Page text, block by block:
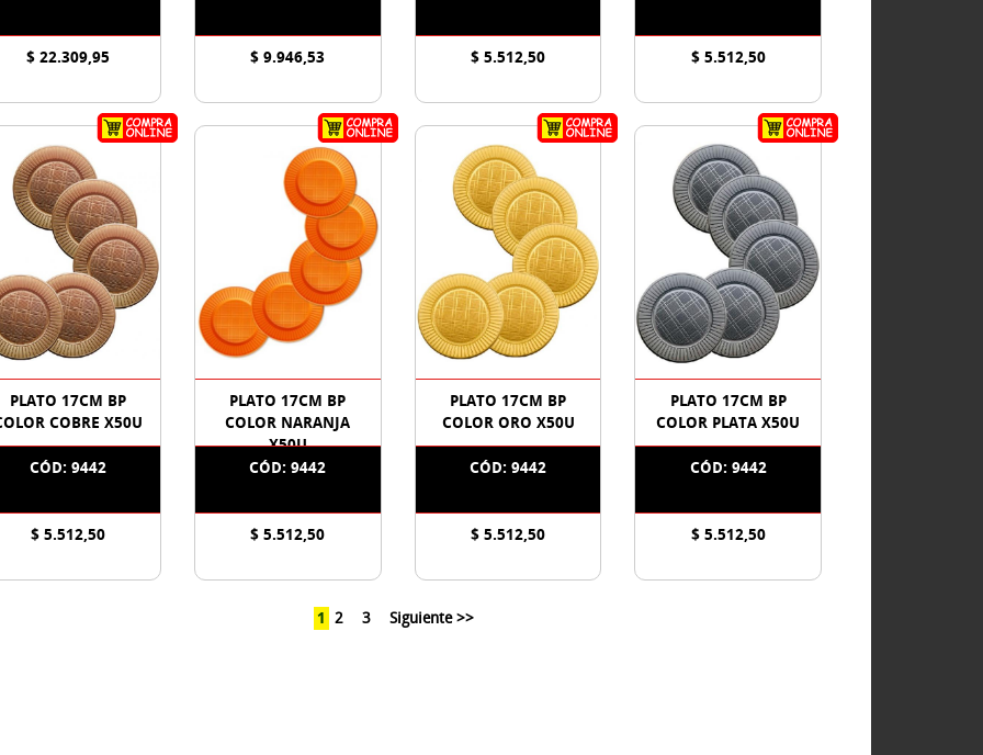
$ 22.309,95 $ 9.946,53 $ 5.512,50 $ 5.512,50
PLATO 17CM BP
COBRE X50U
CÓD: 9442
$ 5.512,50
PLATO 17CM BP
COLOR NARANJA
X50U
CÓD: 9442
$ 5.512,50
PLATO 17CM BP
COLOR ORO X50U
CÓD: 9442
$ 5.512,50
PLATO 17CM BP
COLOR PLATA X50U
CÓD: 9442
$ 5.512,50
1 2 3 Siguiente >>